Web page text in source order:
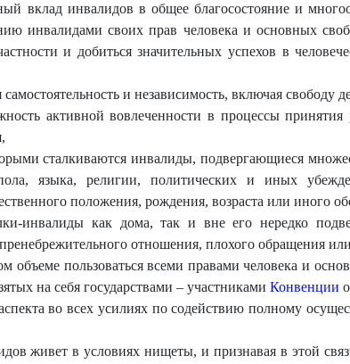
вклад инвалидов в общее благосостояние и
инвалидами своих прав человека и основных
и добиться значительных успехов в
и независимость, включая свободу
активной вовлеченности в процессы принятия
сталкиваются инвалиды, подвергающиеся
языка, религии, политических и иных
положения, рождения, возраста или иного
инвалиды как дома, так и вне его нередко
отношения, плохого обращения
объеме пользоваться всеми правами человека и
на себя государствами – участниками Конвенции
во всех усилиях по содействию полному
живет в условиях нищеты, и признавая в этой